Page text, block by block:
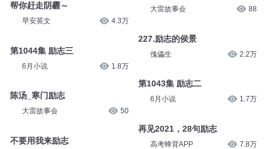
帮你赶走阴霾～
早安英文 4.3万
第1044集 励志三
6月小说 1.8万
陈汤_寒门励志
大雷故事会 50
不要用我来励志
大雷故事会 88
227.励志的侯景
傀儡生 2.2万
第1043集 励志二
6月小说 1.7万
再见2021，28句励志
高考蜂背APP 7.8万